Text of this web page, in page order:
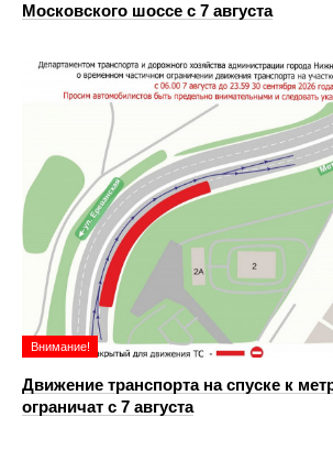
Московского шоссе с 7 августа
Внимание!
Движение транспорта на спуске к
ограничат с 7 августа